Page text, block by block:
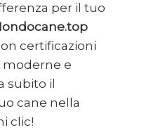
per il tuo
certificazioni
moderne e
subito il
cane nella
clic!